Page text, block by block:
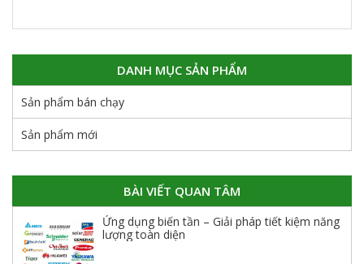
DANH MỤC SẢN PHẨM
Sản phẩm bán chạy
Sản phẩm mới
BÀI VIẾT QUAN TÂM
Ứng dụng biến tần – Giải pháp tiết kiệm năng
lượng toàn diện